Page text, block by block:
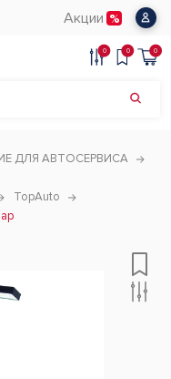
Акции
0 0 0
ДЛЯ АВТОСЕРВИСА
TopAuto